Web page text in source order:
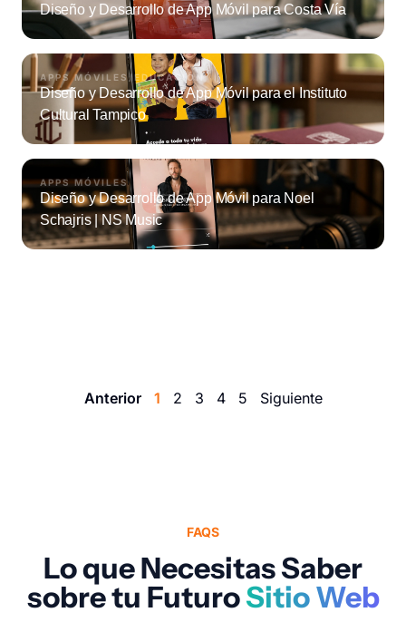
Diseño y Desarrollo de App Móvil para Costa Vía
APPS MÓVILES/EDUCACIÓN
Diseño y Desarrollo de App Móvil para el Instituto
Cultural Tampico
APPS MÓVILES
Diseño y Desarrollo de App Móvil para Noel
Schajris | NS Music
Anterior 1 2 3 4 5 Siguiente
FAQS
Lo que Necesitas Saber
sobre tu FuturoSitio Web